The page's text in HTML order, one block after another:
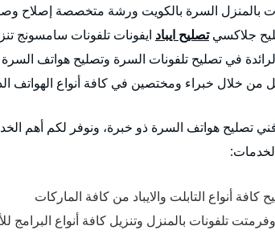
بالمنزل السرة بالكويت ورشة متخصصة إصلاح
جلاكسيتصليح ايباد ايفونات تلفونات سامسونج
في تصليح تلفونات السرة وتصليح هواتف السرة
من خلال خبراء ومختصين في كافة أنواع الهواتف
تصليح هواتف السرة ذو خبرة، ونوفر لكم أهم
أنواع التابلت والايباد من كافة الماركات
تلفونات بالمنزل وتنزيل كافة أنواع البرامج